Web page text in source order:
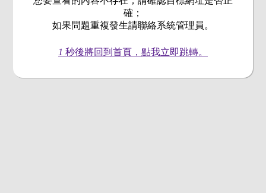
確；
如果問題重複發生請聯絡系統管理員。
1 秒後將回到首頁，點我立即跳轉。